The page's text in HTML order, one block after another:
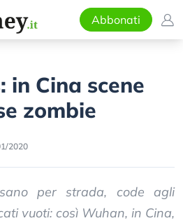
Abbonati
in Cina scene
zombie
2020
per strada, code agli
vuoti: così Wuhan, in Cina,